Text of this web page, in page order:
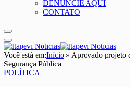
DENUNCIE AQUI
CONTATO
Você está em:Início » Aprovado projeto
Segurança Pública
POLÍTICA